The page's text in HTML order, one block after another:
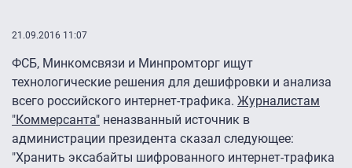
21.09.2016 11:07
ФСБ, Минкомсвязи и Минпромторг ищут
технологические решения для дешифровки и анализа
всего российского интернет-трафика. Журналистам
"Коммерсанта" неназванный источник в
администрации президента сказал следующее:
"Хранить эксабайты шифрованного интернет-трафика